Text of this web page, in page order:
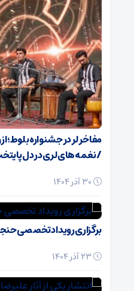
مفاخر لر در جشنواره بلوط؛
/ نغمه‌های لری در دل
برگزاری رویداد تخصصی